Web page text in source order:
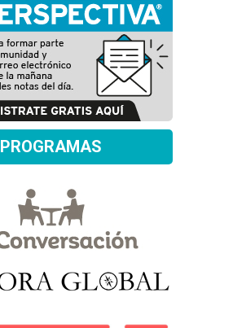
PROGRAMAS